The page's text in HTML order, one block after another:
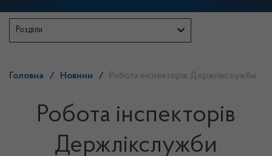
Розділи
Головна / Новини / Робота інспекторів Держлікслужби
Робота інспекторів
Держлікслужби